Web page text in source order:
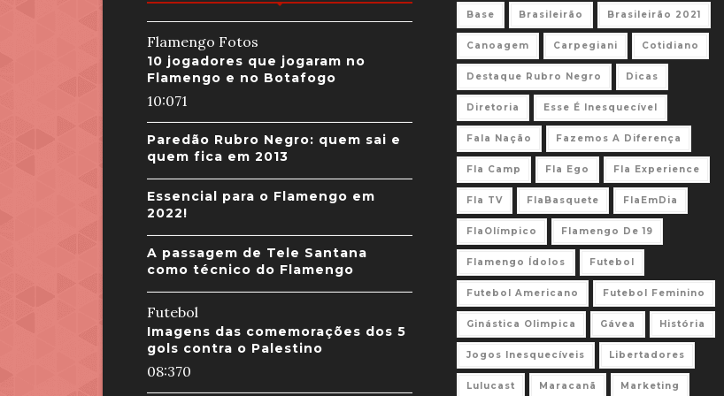
Flamengo Fotos
10 jogadores que jogaram no
Flamengo e no Botafogo
10:071
Paredão Rubro Negro: quem sai e
quem fica em 2013
Essencial para o Flamengo em
2022!
A passagem de Tele Santana
como técnico do Flamengo
Futebol
Imagens das comemorações dos 5
gols contra o Palestino
08:370
Base Brasileirão Brasileirão 2021
Canoagem Carpegiani Cotidiano
Destaque Rubro Negro Dicas
Diretoria Esse É Inesquecível
Fala Nação Fazemos A Diferença
Fla Camp Fla Ego Fla Experience
Fla TV FlaBasquete FlaEmDia
FlaOlímpico Flamengo De 19
Flamengo Ídolos Futebol
Futebol Americano Futebol Feminino
Ginástica Olimpica Gávea História
Jogos Inesquecíveis Libertadores
Lulucast Maracanã Marketing